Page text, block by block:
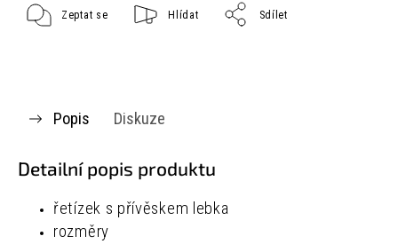
Zeptat se Hlídat Sdílet
Popis Diskuze
Detailní popis produktu
řetízek s přívěskem lebka
rozměry